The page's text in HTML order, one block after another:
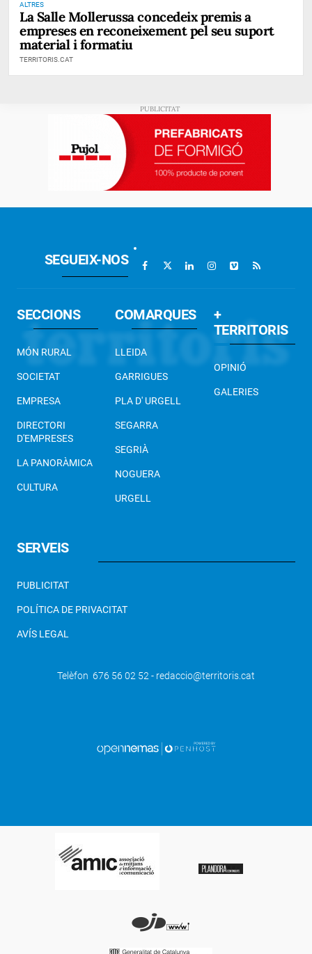
ALTRES
La Salle Mollerussa concedeix premis a
empreses en reconeixement pel seu suport
material i formatiu
TERRITORIS.CAT
Detenen un veí de les Borges per
robatoris amb força al Pla d’Urgell i
SEGUEIX-NOS
SECCIONS
MÓN RURAL
SOCIETAT
EMPRESA
DIRECTORI
D'EMPRESES
LA PANORÀMICA
CULTURA
COMARQUES
LLEIDA
GARRIGUES
PLA D' URGELL
SEGARRA
SEGRIÀ
NOGUERA
URGELL
+
TERRITORIS
OPINIÓ
GALERIES
SERVEIS
PUBLICITAT
POLÍTICA DE PRIVACITAT
AVÍS LEGAL
Telèfon 676 56 02 52 - redaccio@territoris.cat